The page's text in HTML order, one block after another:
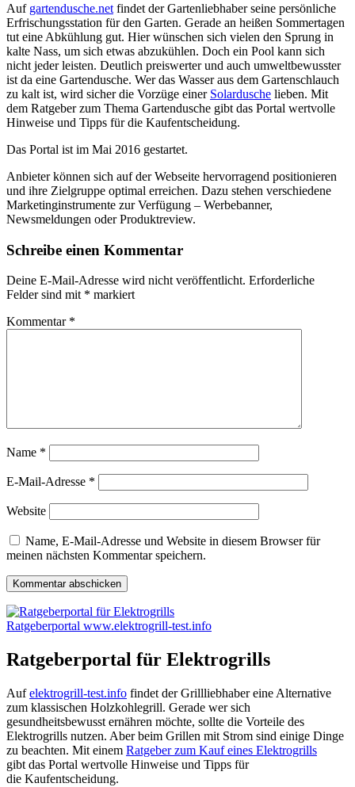
Auf gartendusche.net findet der Gartenliebhaber seine persönliche
Erfrischungsstation für den Garten. Gerade an heißen Sommertagen
tut eine Abkühlung gut. Hier wünschen sich vielen den Sprung in
kalte Nass, um sich etwas abzukühlen. Doch ein Pool kann sich
nicht jeder leisten. Deutlich preiswerter und auch umweltbewusster
ist da eine Gartendusche. Wer das Wasser aus dem Gartenschlauch
zu kalt ist, wird sicher die Vorzüge einer Solardusche lieben. Mit
dem Ratgeber zum Thema Gartendusche gibt das Portal wertvolle
Hinweise und Tipps für die Kaufentscheidung.
Das Portal ist im Mai 2016 gestartet.
Anbieter können sich auf der Webseite hervorragend positionieren
und ihre Zielgruppe optimal erreichen. Dazu stehen verschiedene
Marketinginstrumente zur Verfügung – Werbebanner,
Newsmeldungen oder Produktreview.
Schreibe einen Kommentar
Deine E-Mail-Adresse wird nicht veröffentlicht. Erforderliche
Felder sind mit * markiert
Kommentar *
Name *
E-Mail-Adresse *
Website
Name, E-Mail-Adresse und Website in diesem Browser für
meinen nächsten Kommentar speichern.
Ratgeberportal www.elektrogrill-test.info
Ratgeberportal für Elektrogrills
Aufelektrogrill-test.info findet der Grillliebhaber eine Alternative
zum klassischen Holzkohlegrill. Gerade wer sich
gesundheitsbewusst ernähren möchte, sollte die Vorteile des
Elektrogrills nutzen. Aber beim Grillen mit Strom sind einige Dinge
zu beachten. Mit einem Ratgeber zum Kauf eines Elektrogrills
gibt das Portal wertvolle Hinweise und Tipps für
die Kaufentscheidung.